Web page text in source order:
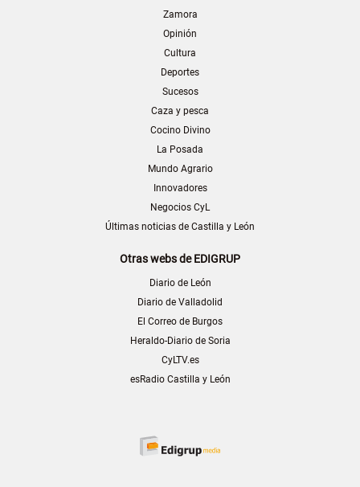
Zamora
Opinión
Cultura
Deportes
Sucesos
Caza y pesca
Cocino Divino
La Posada
Mundo Agrario
Innovadores
Negocios CyL
Últimas noticias de Castilla y León
Otras webs de EDIGRUP
Diario de León
Diario de Valladolid
El Correo de Burgos
Heraldo-Diario de Soria
CyLTV.es
esRadio Castilla y León